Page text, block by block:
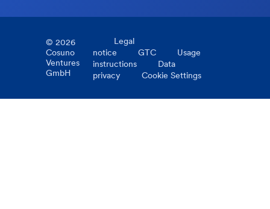
© 2026
Cosuno
Ventures
GmbH
Legal
notice
GTC
Usage
instructions
Data
privacy
Cookie Settings